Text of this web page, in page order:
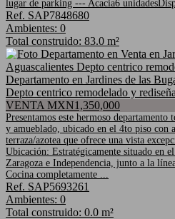
lugar de parking --- Acacia6
Ref. SAP7848680
Ambientes: 0
Total construido: 83.0 m²
Departamento en Jardines de las
Depto centrico remodelado y
VENTA MXN1,350,000
Presentamos este hermoso
y amueblado, ubicado en el 4to piso con
terraza/azotea que ofrece una vista
Ubicación: Estratégicamente situado en
Zaragoza e Independencia, junto a la
Cocina completamente ...
Ref. SAP5693261
Ambientes: 0
Total construido: 0.0 m²